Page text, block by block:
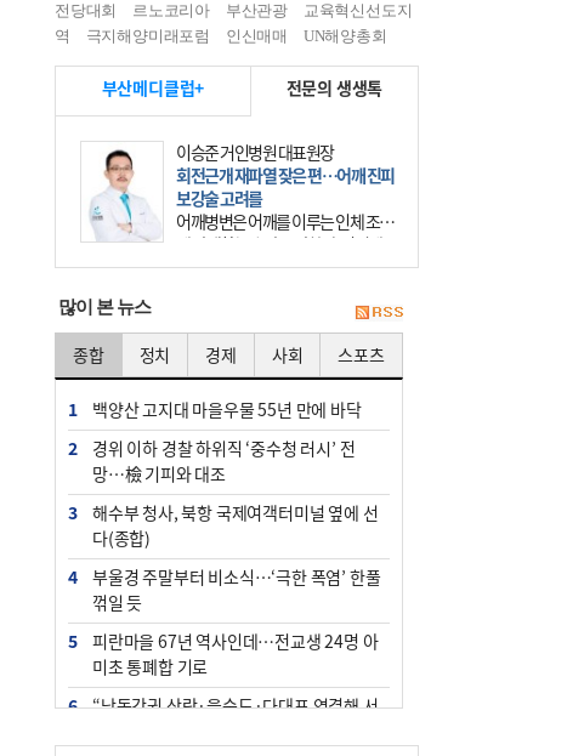
전당대회
르노코리아 부산관광
교육혁신선도지
역
극지해양미래포럼 인신매매 UN해양총회
부산메디클럽+ 전문의 생생톡
이승준 거인병원 대표원장
회전근개 재파열 잦은 편…어깨 진피
보강술 고려를
어깨병변은 어깨를 이루는 인체 조직
에 발생하는 손상을 말한다. 여기에
는 오십견과 회전근개 증후군, 어깨
많이 본 뉴스
종합 정치 경제 사회 스포츠
1
백양산 고지대 마을우물 55년 만에 바닥
2
경위 이하 경찰 하위직 ‘중수청 러시’ 전
망…檢 기피와 대조
3
해수부 청사, 북항 국제여객터미널 옆에 선
다(종합)
4
부울경 주말부터 비소식…‘극한 폭염’ 한풀
꺾일 듯
5
피란마을 67년 역사인데…전교생 24명 아
미초 통폐합 기로
6
“낙동강권 삼락·을숙도·다대포 연결해 서